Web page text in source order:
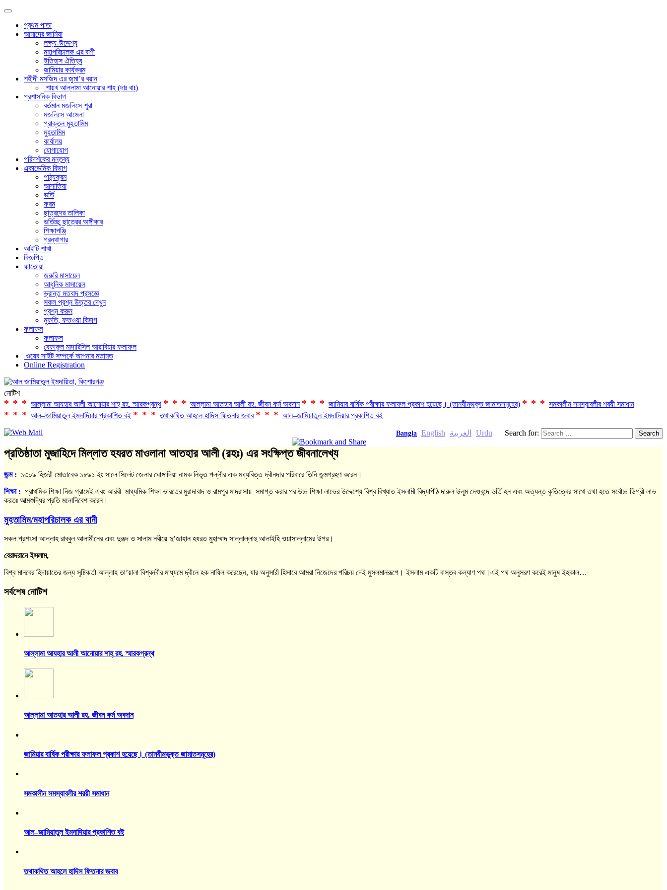
প্রথম পাতা
আমাদের জামিয়া
লক্ষ্য-উদ্দেশ্য
মহাপরিচালক এর বাণী
ইতিহাস ঐতিহ্য
জামিয়ার কার্যক্রম
শহীদী মসজিদ এর জুমা’র বয়ান
শায়খ আল্লামা আনোয়ার শাহ (দাঃ বাঃ)
প্রশাসনিক বিভাগ
বর্তমান মজলিসে শূরা
মজলিসে আমেলা
প্রাক্তন মুহতামিম
মুহতামিম
কার্যালয়
যোগাযোগ
পরিদর্শকের মন্তব্য
একাডেমিক বিভাগ
পাঠ্যক্রম
আসাতিযা
ভর্তি
ফরম
ছাত্রদের তালিকা
ভর্তিচ্ছু ছাত্রের অঙ্গীকার
শিক্ষাপঞ্জি
গ্রন্থাগার
আইটি শাখা
বিজ্ঞপ্তি
ফাতোয়া
জরুরি মাসায়েল
আধুনিক মাসায়েল
ভ্রান্ত মতবাদ প্রসজ্ঞে
সকল প্রশ্ন উত্তর দেখুন
প্রশ্ন করুন
মুফতি, ফতওয়া বিভাগ
ফলাফল
ফলাফল
বেফাকুল মাদারিসিল আরাবিয়ার ফলাফল
ওয়েব সাইট সম্পর্কে আপনার মতামত
Online Registration
নোটিশ
*** আল্লামা আযহার আলী আনোয়ার শাহ্‌ রহ. স্মারকগ্রন্থ *** আল্লামা আতহার আলী রহ. জীবন কর্ম অবদান *** জামিয়ার বার্ষিক পরীক্ষার ফলাফল প্রকাশ হয়েছে। (তানযীমভুক্ত জামাতসমূহের) *** সমকালীন সমস্যাবলীর শরয়ী সমাধান
*** আল–জামিয়াতুল ইমদাদিয়ার প্রকাশিত বই ***তথাকথিত আহলে হাদিস ফিতনার জবাব *** আল–জামিয়াতুল ইমদাদিয়ার প্রকাশিত বই
Search for:
Bangla English العربية Urdu
প্রতিষ্ঠাতা মুজাহিদে মিল্লাত হযরত মাওলানা আতহার আলী (রহঃ) এর সংক্ষিপ্ত জীবনালেখ্য
জন্ম : ১৩০৯ হিজরী মোতাবেক ১৮৯১ ইং সালে সিলেট জেলার ঘোঙ্গাদিয়া নামক নিভৃত পল্লীর এক মধ্যবিত্ত দ্বীনদার পরিবারে তিনি জন্মগ্রহণ করেন।
শিক্ষা: প্রাথমিক শিক্ষা নিজ গ্রামেই এবং আরবী মাধ্যমিক শিক্ষা ভারতের মুরাদাবাদ ও রামপুর মাদরাসায় সমাপ্ত করার পর উচ্চ শিক্ষা লাভের উদ্দেশ্যে বিশ্ব বিখ্যাত ইসলামী বিদ্যাপীঠ দারুল উলূম দেওবন্দে ভর্তি হন এবং অত্যন্ত কৃতিত্বের সাথে তথা হতে সর্বোচ্চ ডিগ্রী লাভ
করতঃ আত্মশুদ্ধির প্রতি মনোনিবেশ করেন।
মুহতামিম/মহাপরিচালক এর বানী
সকল প্রশংসা আল্লাহ রাব্বুল আলামীনের এবং দুরূদ ও সালাম নবীয়ে দু’জাহান হযরত মুহাম্মাদ সাল্লাল্লাহু আলাইহি ওয়াসাল্লামের উপর।
বেরাদরানে ইসলাম,
বিশ্ব মানবের হিদায়াতের জন্য সৃষ্টিকর্তা আল্লাহ তা’য়ালা বিশ্বনবীর মাধ্যমে দ্বীনে হক নাযিল করেছেন, যার অনুসারী হিসাবে আমরা নিজেদের পরিচয় দেই মুসলমানরূপে। ইসলাম একটি বাস্তব কল্যাণ পথ।এই পথ অনুসরণ করেই মানুষ ইহকাল…
সর্বশেষ নোটিশ
আল্লামা আযহার আলী আনোয়ার শাহ্‌ রহ. স্মারকগ্রন্থ
আল্লামা আতহার আলী রহ. জীবন কর্ম অবদান
জামিয়ার বার্ষিক পরীক্ষার ফলাফল প্রকাশ হয়েছে। (তানযীমভুক্ত জামাতসমূহের)
সমকালীন সমস্যাবলীর শরয়ী সমাধান
আল–জামিয়াতুল ইমদাদিয়ার প্রকাশিত বই
তথাকথিত আহলে হাদিস ফিতনার জবাব